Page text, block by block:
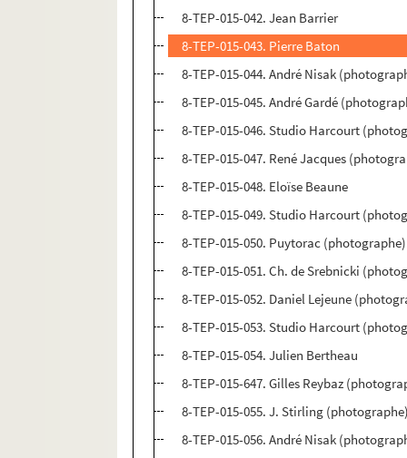
8-TEP-015-042. Jean Barrier
8-TEP-015-043. Pierre Baton
8-TEP-015-044. André Nisak
8-TEP-015-045. André Gardé
8-TEP-015-046. Studio Harcourt
8-TEP-015-047. René Jacques
8-TEP-015-048. Eloïse Beaune
8-TEP-015-049. Studio Harcourt
8-TEP-015-050. Puytorac
8-TEP-015-051. Ch. de Srebnicki
8-TEP-015-052. Daniel Lejeune
8-TEP-015-053. Studio Harcourt
8-TEP-015-054. Julien Bertheau
8-TEP-015-647. Gilles Reybaz
8-TEP-015-055. J. Stirling
8-TEP-015-056. André Nisak